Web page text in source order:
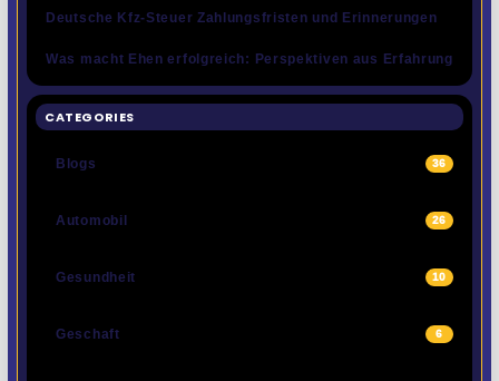
Deutsche Kfz-Steuer Zahlungsfristen und Erinnerungen
Was macht Ehen erfolgreich: Perspektiven aus Erfahrung
CATEGORIES
Blogs 36
Automobil 26
Gesundheit 10
Geschaft 6